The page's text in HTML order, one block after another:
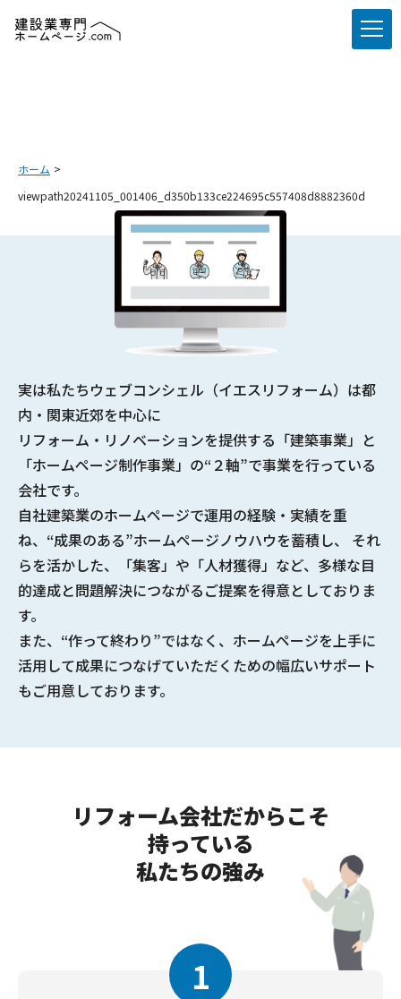
ホーム
viewpath20241105_001406_d350b133ce224695c557408d8882360d
実は私たちウェブコンシェル（イエスリフォーム）は都
内・関東近郊を中心に
リフォーム・リノベーションを提供する 「建築事業」と
「ホームページ制作事業」の“２軸”で事業を行っている
会社です。
自社建築業のホームページで運用の経験・実績を重
ね、 “成果のある”ホームページノウハウを蓄積し、 それ
らを活かした、「集客」や「人材獲得」など、多様な目
的達成と問題解決につながるご提案を得意としておりま
す。
また、“作って終わり”ではなく、ホームページを上手に
活用して成果につなげていただくための幅広いサポート
もご用意しております。
リフォーム会社だからこそ
持っている
私たちの強み
1